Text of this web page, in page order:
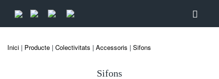
Inici | Producte | Colectivitats | Accessoris | Sifons
Sifons